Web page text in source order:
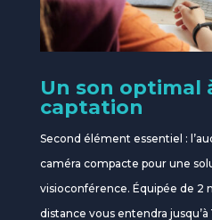
Un son optimal
captation
Second élément essentiel :
caméra compacte pour une
visioconférence. Équipée de 2
distance vous entendra